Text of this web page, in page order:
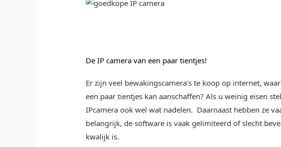
De IP camera van een paar tientjes!
Er zijn veel bewakingscamera’s te koop op internet,
een paar tientjes kan aanschaffen?Als u weinig eisen
IPcamera ook wel wat nadelen. Daarnaast hebben ze
belangrijk, de software is vaak gelimiteerd of slecht
kwalijk is.